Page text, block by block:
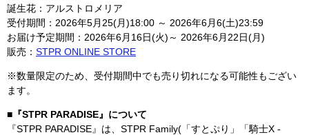
誕生花：アルストロメリア
受付期間：2026年5月25(月)18:00 ～ 2026年6月6(土)23:59
お届け予定期間：2026年6月16日(火)～ 2026年6月22日(月)
販売： STPR ONLINE STORE
※数量限定のため、受付期間中でも売り切れになる可能性もござい
ます。
■『STPR PARADISE』について
『STPR PARADISE』は、STPR Family(「すとぷり」「騎士X -